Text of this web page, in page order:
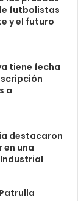
futbolistas
y el futuro
tiene fecha
a
destacaron
en una